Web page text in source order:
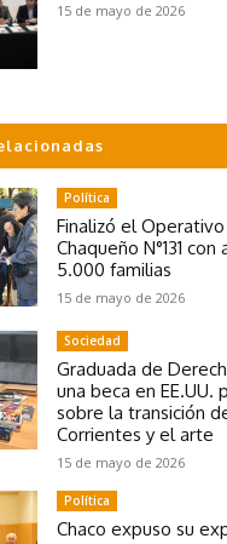
15 de mayo de 2026
Política
Finalizó el
Chaqueño N°131
5.000 familias
15 de mayo de 2026
Sociedad
Graduada de
una beca en EE.UU.
sobre la transición
Corrientes y el arte
15 de mayo de 2026
Política
Chaco expuso su